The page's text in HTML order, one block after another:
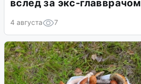
вслед за экс-главврачом
4 августа 7